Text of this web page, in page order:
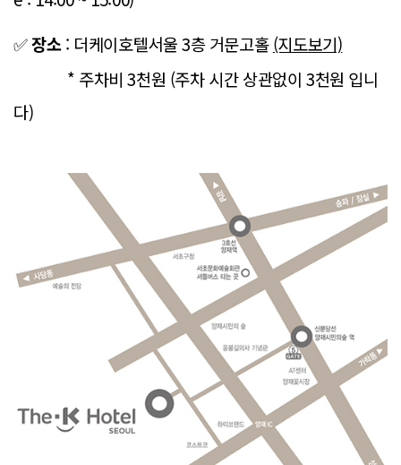
✅장소: 더케이호텔서울 3층 거문고홀(지도보기)
* 주차비 3천원 (주차 시간 상관없이 3천원 입니
다)